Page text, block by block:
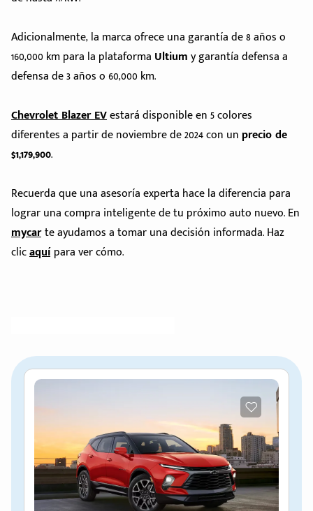
Adicionalmente, la marca ofrece una garantía de 8 años o
160,000 km para la plataforma Ultiumy garantía defensa a
defensa de 3 años o 60,000 km.
Chevrolet Blazer EVestará disponible en 5 colores
diferentes a partir de noviembre de 2024 con un precio de
$1,179,900.
Recuerda que una asesoría experta hace la diferencia para
lograr una compra inteligente de tu próximo auto nuevo. En
mycarte ayudamos a tomar una decisión informada. Haz
clicaquí para ver cómo.